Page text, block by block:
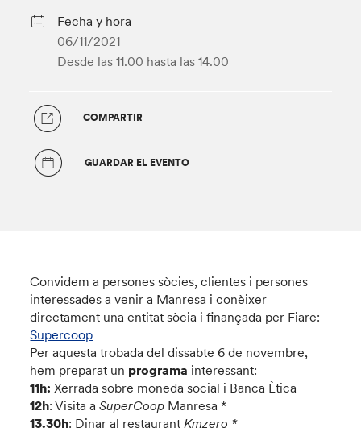
Fecha y hora
06/11/2021
Desde las 11.00 hasta las 14.00
COMPARTIR
GUARDAR EL EVENTO
Convidem a persones sòcies, clientes i persones
interessades a venir a Manresa i conèixer
directament una entitat sòcia i finançada per Fiare:
Supercoop
Per aquesta trobada del dissabte 6 de novembre,
hem preparat un programa interessant:
11h: Xerrada sobre moneda social i Banca Ètica
12h: Visita aSuperCoop Manresa *
13.30h: Dinar al restaurantKmzero *